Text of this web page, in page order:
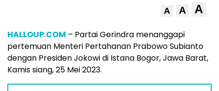
A A A
HALLOUP.COM – Partai Gerindra menanggapi
pertemuan Menteri Pertahanan Prabowo Subianto
dengan Presiden Jokowi di Istana Bogor, Jawa Barat,
Kamis siang, 25 Mei 2023.